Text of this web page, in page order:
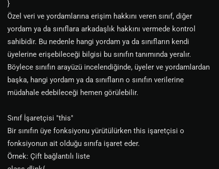
}
Özel veri ve yordamlarına erişim hakkını veren sınıf, diğer
yordam ya da sınıflara arkadaşlık hakkını vermede kontrol
sahibidir. Bu nedenle hangi yordam ya da sınıfların kendi
üyelerine erişebileceği bilgisi bu sınıfın tanımında yeralır.
Böylece sınıfın arayüzü incelendiğinde, üyeler ve yordamlardan
başka, hangi yordam ya da sınıfların o sınıfın verilerine
müdahale edebileceği hemen görülebilir.
Sınıf İşaretçisi "this"
Bir sınıfın üye fonksiyonu yürütülürken this işaretçisi o
fonksiyonun ait olduğu sınıfa işaret eder.
Örnek: Çift bağlantılı liste